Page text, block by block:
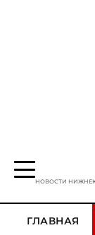
НОВОСТИ
ГЛАВНАЯ